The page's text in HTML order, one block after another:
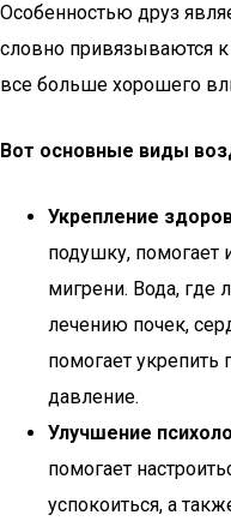
Особенностью друз
словно привязываются к
все больше хорошего
Вот основные виды
Укрепление
подушку, помогает
мигрени. Вода, где
лечению почек,
помогает укрепить
давление.
Улучшение
помогает
успокоиться, а